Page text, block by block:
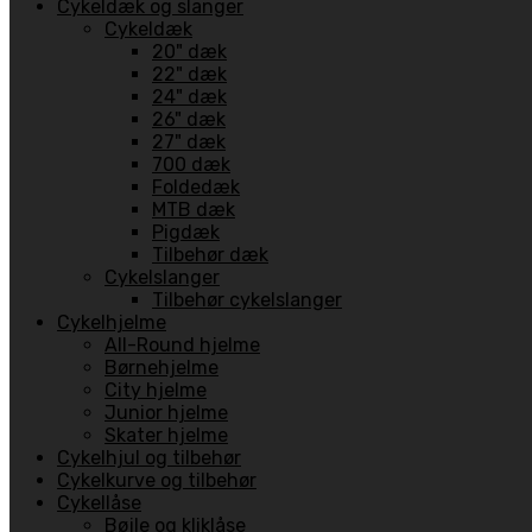
Cykeldæk og slanger
Cykeldæk
20" dæk
22" dæk
24" dæk
26" dæk
27" dæk
700 dæk
Foldedæk
MTB dæk
Pigdæk
Tilbehør dæk
Cykelslanger
Tilbehør cykelslanger
Cykelhjelme
All-Round hjelme
Børnehjelme
City hjelme
Junior hjelme
Skater hjelme
Cykelhjul og tilbehør
Cykelkurve og tilbehør
Cykellåse
Bøjle og kliklåse